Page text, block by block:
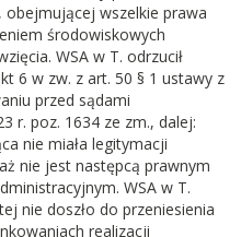
obejmującej wszelkie prawa
środowiskowych
WSA w T. odrzucił
6 w zw. z art. 50 § 1 ustawy z
przed sądami
r. poz. 1634 ze zm., dalej:
nie miała legitymacji
nie jest następcą prawnym
WSA w T.
nie doszło do przeniesienia
realizacji